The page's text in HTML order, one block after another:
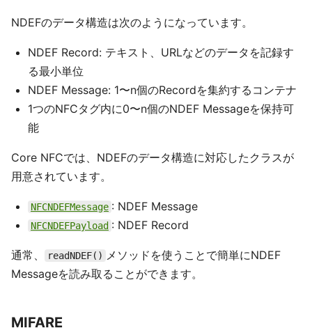
NDEFのデータ構造は次のようになっています。
NDEF Record: テキスト、URLなどのデータを記録す
る最小単位
NDEF Message: 1〜n個のRecordを集約するコンテナ
1つのNFCタグ内に0〜n個のNDEF Messageを保持可
能
Core NFCでは、NDEFのデータ構造に対応したクラスが
用意されています。
NFCNDEFMessage : NDEF Message
NFCNDEFPayload : NDEF Record
通常、 readNDEF() メソッドを使うことで簡単にNDEF
Messageを読み取ることができます。
MIFARE